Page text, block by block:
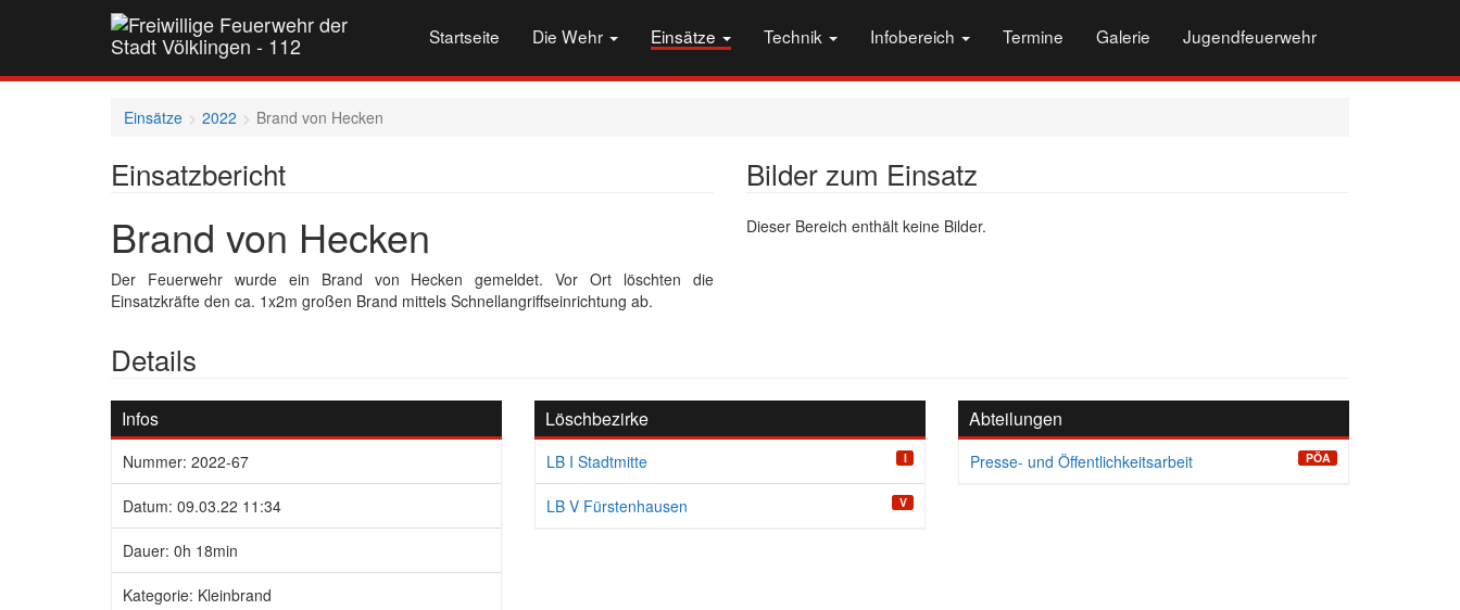
Startseite Die Wehr Einsätze Technik Infobereich Termine Galerie Jugendfeuerwehr
Einsätze 2022 Brand von Hecken
Einsatzbericht
Brand von Hecken
Der Feuerwehr wurde ein Brand von Hecken gemeldet. Vor Ort löschten die
Einsatzkräfte den ca. 1x2m großen Brand mittels Schnellangriffseinrichtung ab.
Bilder zum Einsatz
Dieser Bereich enthält keine Bilder.
Details
Infos
Nummer: 2022-67
Datum: 09.03.22 11:34
Dauer: 0h 18min
Kategorie: Kleinbrand
Löschbezirke
LB I Stadtmitte I
LB V Fürstenhausen V
Abteilungen
Presse- und Öffentlichkeitsarbeit PÖA